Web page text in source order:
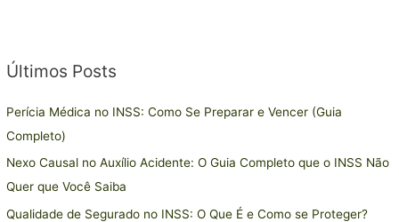
Últimos Posts
Perícia Médica no INSS: Como Se Preparar e Vencer (Guia
Completo)
Nexo Causal no Auxílio Acidente: O Guia Completo que o INSS Não
Quer que Você Saiba
Qualidade de Segurado no INSS: O Que É e Como se Proteger?
C
t
e
g
o
r